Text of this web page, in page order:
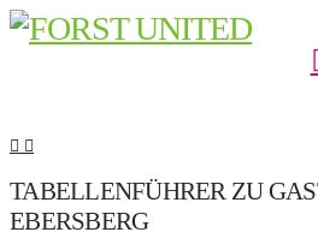
TABELLENFÜHRER ZU
EBERSBERG